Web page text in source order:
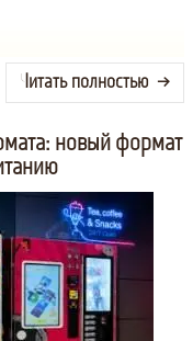
Читать полностью
новый формат